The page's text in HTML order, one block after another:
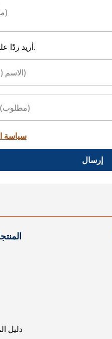
أريد ردًا على رأيي.
سياسة
إرسال
دليل